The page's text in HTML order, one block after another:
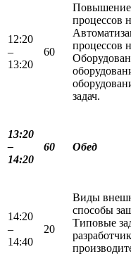
12:20
–
13:20
60
Повышение
процессов
процессов
задач.
13:20
–
14:20
60 Обед
14:20
–
14:40
20
Виды
способы
Типовые